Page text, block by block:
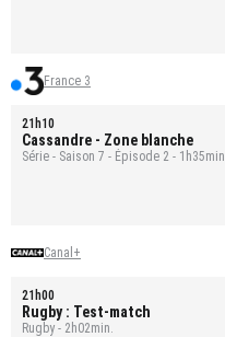
France 3
21h10
Cassandre - Zone blanche
Série - Saison 7 - Épisode 2 - 1h35min.
Canal+
21h00
Rugby : Test-match
Rugby - 2h02min.